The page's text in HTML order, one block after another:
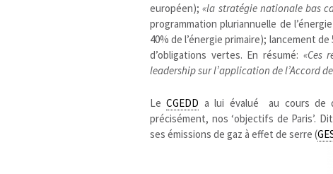
européen);«la stratégie nationale bas
programmation pluriannuelle de
40% de l’énergie primaire); lancement
d’obligations vertes. En résumé: «Ces
leadership sur l’application de l’Accord
LeCGEDD a lui évalué au cours de
précisément, nos ‘objectifs de Paris’.
ses émissions de gaz à effet de serre (